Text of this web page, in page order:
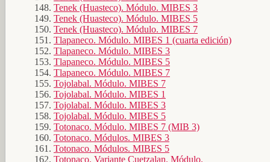
Tenek (Huasteco). Módulo. MIBES 3
Tenek (Huasteco). Módulo. MIBES 5
Tenek (Huasteco). Módulo. MIBES 7
Tlapaneco. Módulo. MIBES 1 (cuarta edición)
Tlapaneco. Módulo. MIBES 3
Tlapaneco. Módulo. MIBES 5
Tlapaneco. Módulo. MIBES 7
Tojolabal. Módulo. MIBES 7
Tojolabal. Módulo. MIBES 1
Tojolabal. Módulo. MIBES 3
Tojolabal. Módulo. MIBES 5
Totonaco. Módulo. MIBES 7 (MIB 3)
Totonaco. Módulos. MIBES 3
Totonaco. Módulos. MIBES 5
Totonaco. Variante Cuetzalan. Módulo.